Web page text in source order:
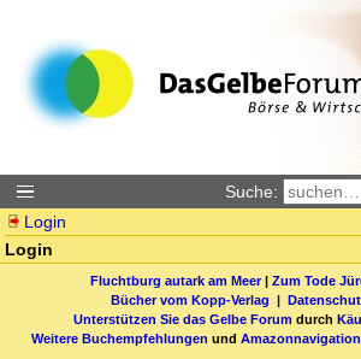
Suche:
Login
Login
Fluchtburg autark am Meer| Zum Tode
Bücher vom Kopp-Verlag |
Unterstützen Sie das Gelbe Forum durch
Weitere Buchempfehlungen und Amazonnavigation